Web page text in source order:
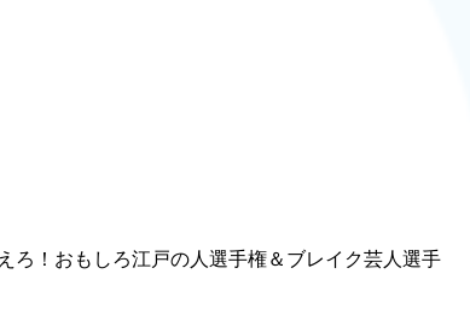
ろ！おもしろ江戸の人選手権＆ブレイク芸人選手